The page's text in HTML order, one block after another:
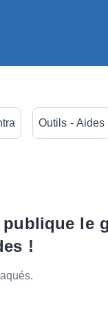
Outils - Aides
le
!